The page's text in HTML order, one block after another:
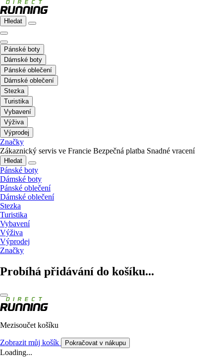
Hledat
Pánské boty
Dámské boty
Pánské oblečení
Dámské oblečení
Stezka
Turistika
Vybavení
Výživa
Výprodej
Značky
Zákaznický servis ve Francie Bezpečná platba Snadné vracení
Hledat
Pánské boty
Dámské boty
Pánské oblečení
Dámské oblečení
Stezka
Turistika
Vybavení
Výživa
Výprodej
Značky
Probíhá přidávání do košíku...
Mezisoučet košíku
Zobrazit můj košík Pokračovat v nákupu
Loading...